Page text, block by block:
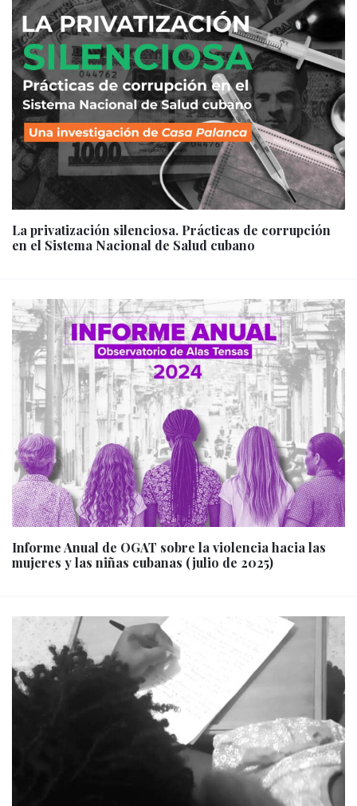
La privatización silenciosa. Prácticas de corrupción
en el Sistema Nacional de Salud cubano
Informe Anual de OGAT sobre la violencia hacia las
mujeres y las niñas cubanas (julio de 2025)